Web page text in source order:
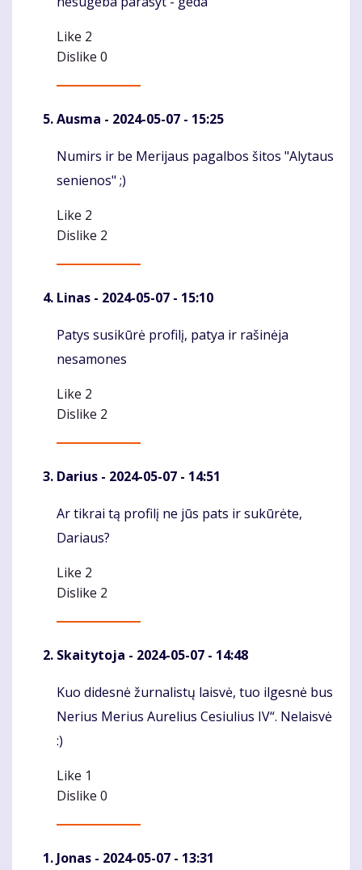
Komentaras
Like 2
Dislike 0
Ausma - 2024-05-07 - 15:25
Komentaras
Numirs ir be Merijaus pagalbos šitos "Alytaus
senienos" ;)
Like 2
Dislike 2
Linas - 2024-05-07 - 15:10
Komentaras
Patys susikūrė profilį, patya ir rašinėja
nesamones
Like 2
Dislike 2
Darius - 2024-05-07 - 14:51
Komentaras
Ar tikrai tą profilį ne jūs pats ir sukūrėte,
Dariaus?
Like 2
Dislike 2
Skaitytoja - 2024-05-07 - 14:48
Komentaras
Kuo didesnė žurnalistų laisvė, tuo ilgesnė bus
Nerius Merius Aurelius Cesiulius IV“. Nelaisvė
:)
Like 1
Dislike 0
Jonas - 2024-05-07 - 13:31